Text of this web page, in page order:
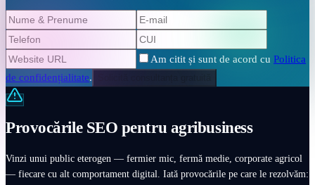
Am citit și sunt de acord cu Politica
de confidențialitate.
Provocările SEO pentru agribusiness
Vinzi unui public eterogen — fermier mic, fermă medie, corporate agricol
— fiecare cu alt comportament digital. Iată provocările pe care le rezolvăm: